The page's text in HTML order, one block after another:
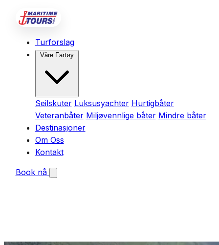
Turforslag
Våre Fartøy
Seilskuter Luksusyachter Hurtigbåter
Veteranbåter Miljøvennlige båter Mindre båter
Destinasjoner
Om Oss
Kontakt
Book nå